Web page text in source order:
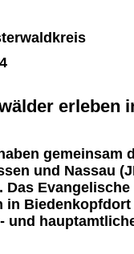
erleben
gemeinsam
und Nassau
Evangelische
in
und